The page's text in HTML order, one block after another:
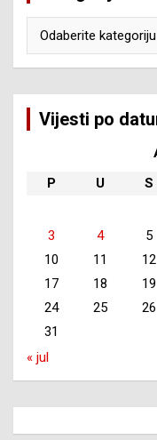
Vijesti po
P
U S
3
4 5
10
11 12
17
18 19
24
25 26
31
« jul